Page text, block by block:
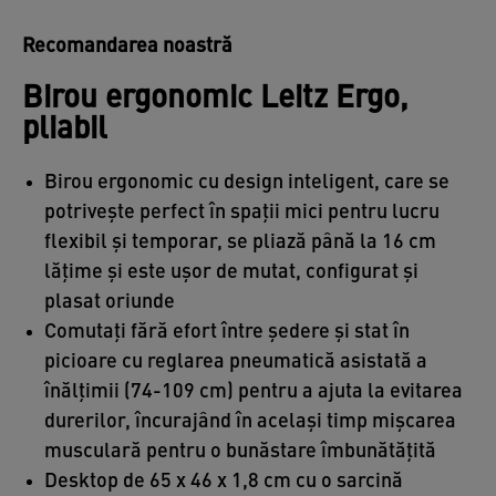
Recomandarea noastră
Birou ergonomic Leitz Ergo,
pliabil
Birou ergonomic cu design inteligent, care se
potrivește perfect în spații mici pentru lucru
flexibil și temporar, se pliază până la 16 cm
lățime și este ușor de mutat, configurat și
plasat oriunde
Comutați fără efort între ședere și stat în
picioare cu reglarea pneumatică asistată a
înălțimii (74-109 cm) pentru a ajuta la evitarea
durerilor, încurajând în același timp mișcarea
musculară pentru o bunăstare îmbunătățită
Desktop de 65 x 46 x 1,8 cm cu o sarcină